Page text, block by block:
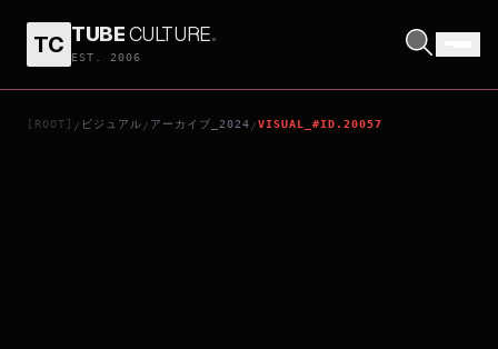
TC TUBECULTURE.
EST. 2006
[ROOT] / ビジュアル / アーカイブ_2024 /VISUAL_#ID.20057
グランドツアー